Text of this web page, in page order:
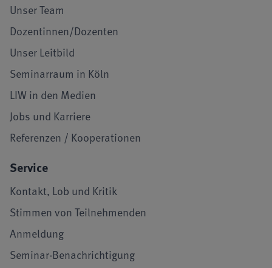
Unser Team
Dozentinnen/Dozenten
Unser Leitbild
Seminarraum in Köln
LIW in den Medien
Jobs und Karriere
Referenzen / Kooperationen
Service
Kontakt, Lob und Kritik
Stimmen von Teilnehmenden
Anmeldung
Seminar-Benachrichtigung